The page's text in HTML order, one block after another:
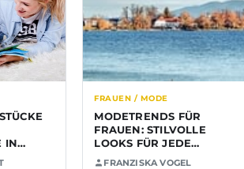
IN
FRAUEN / MODE
MODETRENDS FÜR
FRAUEN: STILVOLLE
LOOKS FÜR JEDE
GELEGENHEIT
FRANZISKA VOGEL